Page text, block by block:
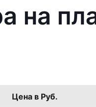
на
Цена в Руб.